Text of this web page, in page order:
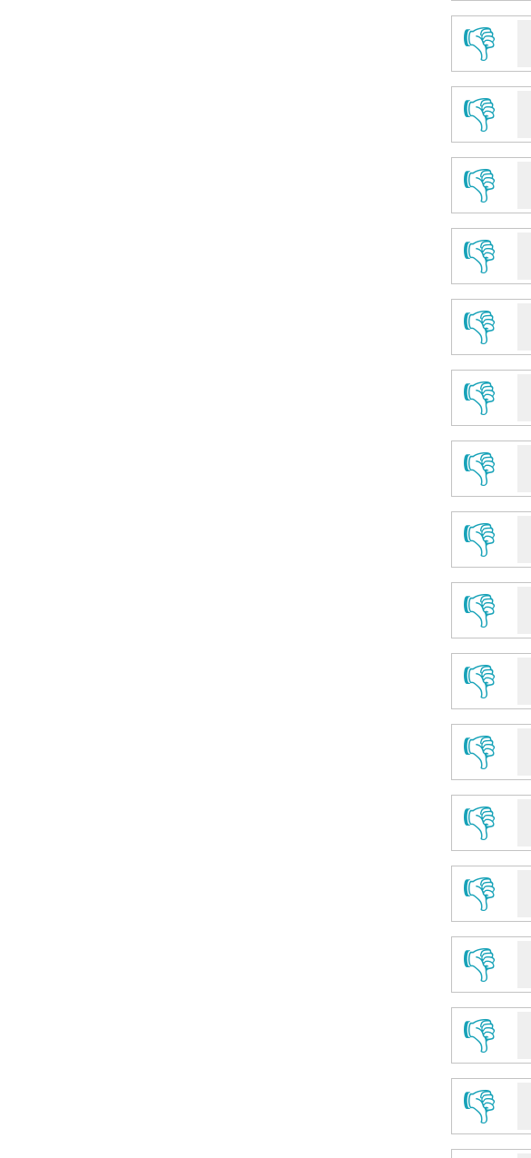
👎
👎
👎
👎
👎
👎
👎
👎
👎
👎
👎
👎
👎
👎
👎
👎